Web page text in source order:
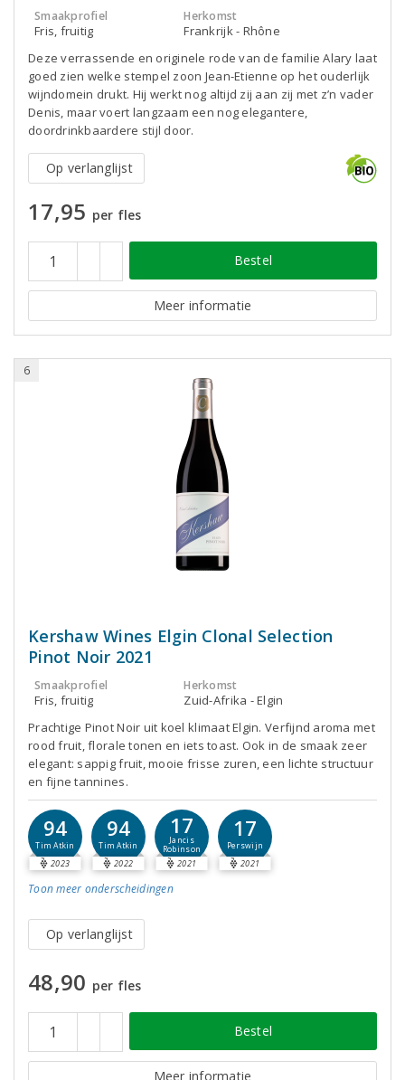
Smaakprofiel
Fris, fruitig
Herkomst
Frankrijk - Rhône
Deze verrassende en originele rode van de familie Alary laat
goed zien welke stempel zoon Jean-Etienne op het ouderlijk
wijndomein drukt. Hij werkt nog altijd zij aan zij met z’n vader
Denis, maar voert langzaam een nog elegantere,
doordrinkbaardere stijl door.
Op verlanglijst
17,95 per fles
Bestel
Meer informatie
6
Kershaw Wines Elgin Clonal Selection
Pinot Noir 2021
Smaakprofiel
Fris, fruitig
Herkomst
Zuid-Afrika - Elgin
Prachtige Pinot Noir uit koel klimaat Elgin. Verfijnd aroma met
rood fruit, florale tonen en iets toast. Ook in de smaak zeer
elegant: sappig fruit, mooie frisse zuren, een lichte structuur
en fijne tannines.
94
Tim Atkin
2023
94
Tim Atkin
2022
17
Jancis
Robinson
2021
17
Perswijn
2021
Toon meer onderscheidingen
Op verlanglijst
48,90 per fles
Bestel
Meer informatie